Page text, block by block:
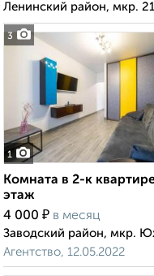
3
Ленинский район, мкр.
1
Комната в 2-к
этаж
4 000 ₽ в месяц
Заводский район, мкр.
Агентство, 12.05.2022